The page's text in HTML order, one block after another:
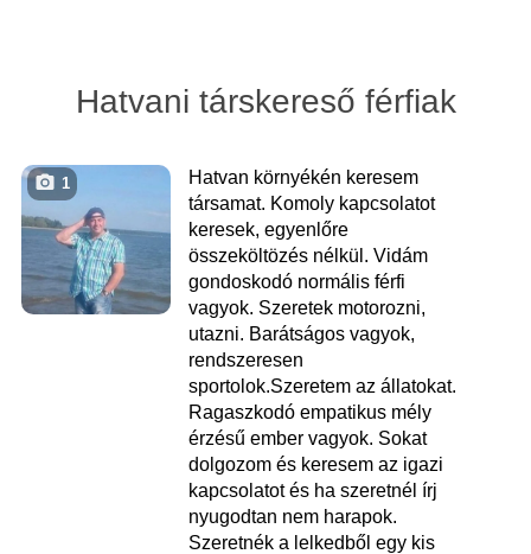
Hatvani társkereső férfiak
1
Hatvan környékén keresem
társamat. Komoly kapcsolatot
keresek, egyenlőre
összeköltözés nélkül. Vidám
gondoskodó normális férfi
vagyok. Szeretek motorozni,
utazni. Barátságos vagyok,
rendszeresen
sportolok.Szeretem az állatokat.
Ragaszkodó empatikus mély
érzésű ember vagyok. Sokat
dolgozom és keresem az igazi
kapcsolatot és ha szeretnél írj
nyugodtan nem harapok.
Szeretnék a lelkedből egy kis